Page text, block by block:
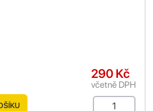
290 Kč
včetně DPH